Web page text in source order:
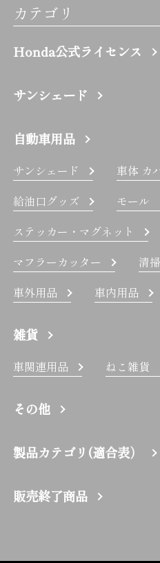
カテゴリ
Honda公式ライセンス
サンシェード
自動車用品
サンシェード 車体 カ
給油口グッズ
モール
ステッカー・マグネット
マフラーカッター
清
車外用品
車内用品
雑貨
車関連用品 ねこ雑貨
その他
製品カテゴリ(適合表）
販売終了商品